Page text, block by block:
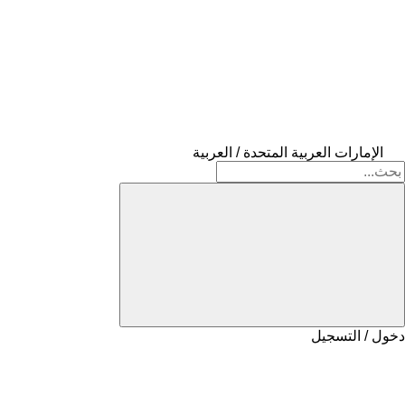
الإمارات العربية المتحدة / العربية
دخول / التسجيل